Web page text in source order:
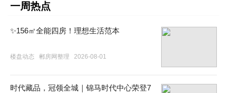
一周热点
✨156㎡全能四房！理想生活范本
楼盘动态 郴房网整理 2026-08-01
时代藏品，冠领全城｜锦马时代中心荣登7